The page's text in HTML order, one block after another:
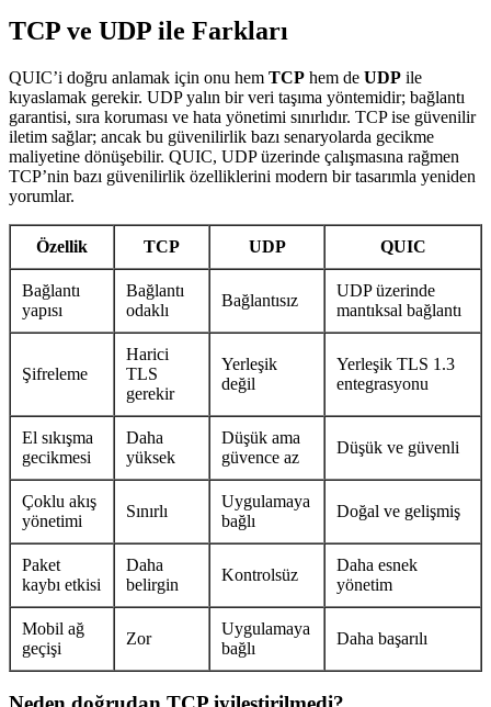
TCP ve UDP ile Farkları
QUIC’i doğru anlamak için onu hem TCP hem de UDP ile
kıyaslamak gerekir. UDP yalın bir veri taşıma yöntemidir; bağlantı
garantisi, sıra koruması ve hata yönetimi sınırlıdır. TCP ise güvenilir
iletim sağlar; ancak bu güvenilirlik bazı senaryolarda gecikme
maliyetine dönüşebilir. QUIC, UDP üzerinde çalışmasına rağmen
TCP’nin bazı güvenilirlik özelliklerini modern bir tasarımla yeniden
yorumlar.
Özellik TCP UDP QUIC
Bağlantı
yapısı
Bağlantı
odaklı
Bağlantısız
UDP üzerinde
mantıksal bağlantı
Şifreleme
Harici
TLS
gerekir
Yerleşik
değil
Yerleşik TLS 1.3
entegrasyonu
El sıkışma
gecikmesi
Daha
yüksek
Düşük ama
güvence az
Düşük ve güvenli
Çoklu akış
yönetimi
Sınırlı
Uygulamaya
bağlı
Doğal ve gelişmiş
Paket
kaybı etkisi
Daha
belirgin
Kontrolsüz
Daha esnek
yönetim
Mobil ağ
geçişi
Zor
Uygulamaya
bağlı
Daha başarılı